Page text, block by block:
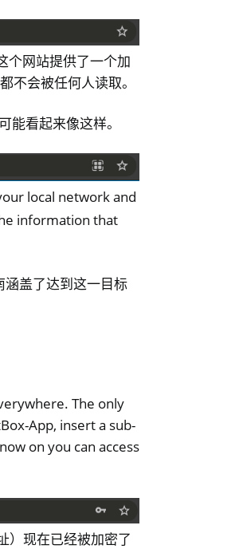
个网站提供了一个加
会被任何人读取。
看起来像这样。
local network and
information that
盖了达到这一目标
The only
App, insert a sub-
on you can access
现在已经被加密了